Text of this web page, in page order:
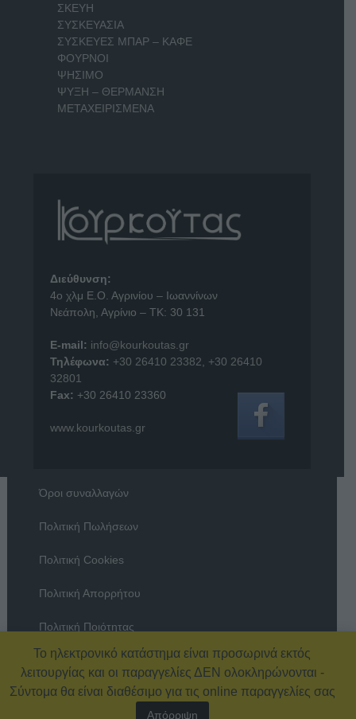
ΣΚΕΥΗ
ΣΥΣΚΕΥΑΣΙΑ
ΣΥΣΚΕΥΕΣ ΜΠΑΡ – ΚΑΦΕ
ΦΟΥΡΝΟΙ
ΨΗΣΙΜΟ
ΨΥΞΗ – ΘΕΡΜΑΝΣΗ
ΜΕΤΑΧΕΙΡΙΣΜΕΝΑ
Διεύθυνση:
4o χλμ Ε.Ο. Αγρινίου – Ιωαννίνων
Νεάπολη, Αγρίνιο – ΤΚ: 30 131
E-mail: info@kourkoutas.gr
Τηλέφωνα: +30 26410 23382
+30 26410
32801
Fax: +30 26410 23360
www.kourkoutas.gr
Όροι συναλλαγών
Πολιτική Πωλήσεων
Πολιτική Cookies
Πολιτική Απορρήτου
Πολιτική Ποιότητας
Όροι χρήσης
Το ηλεκτρονικό κατάστημα είναι προσωρινά εκτός
λειτουργίας και οι παραγγελίες ΔΕΝ ολοκληρώνονται -
Σύντομα θα είναι διαθέσιμο για τις online παραγγελίες σας
Απόρριψη